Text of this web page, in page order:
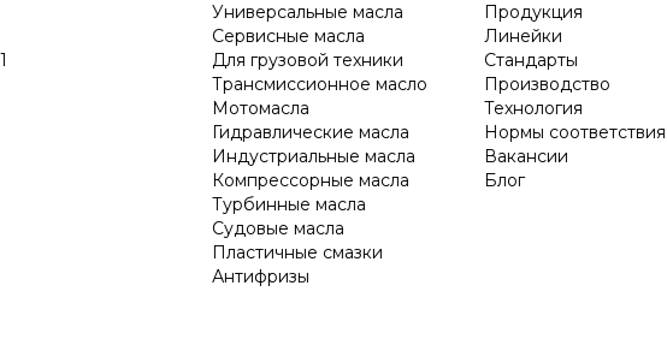
Универсальные масла
Сервисные масла
Для грузовой техники
Трансмиссионное масло
Мотомасла
Гидравлические масла
Индустриальные масла
Компрессорные масла
Турбинные масла
Судовые масла
Пластичные смазки
Антифризы
Продукция
Линейки
Стандарты
Производство
Технология
Нормы соответствия
Вакансии
Блог